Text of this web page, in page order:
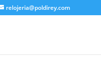
relojeria@poldirey.com